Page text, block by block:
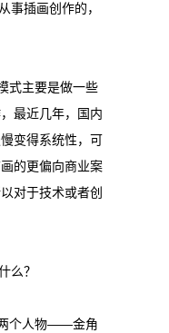
事插画创作的，
式主要是做一些
最近几年，国内
变得系统性，可
的更偏向商业案
对于技术或者创
么？
个人物——金角